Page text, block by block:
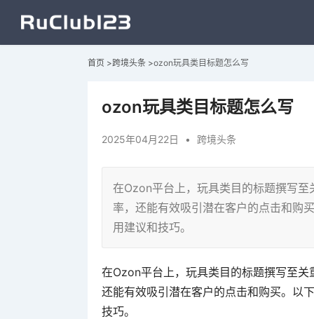
首页 >跨境头条 >ozon玩具类目标题怎么写
ozon玩具类目标题怎么写
2025年04月22日 • 跨境头条
在Ozon平台上，玩具类目的标题撰写
率，还能有效吸引潜在客户的点击和购
用建议和技巧。
在Ozon平台上，玩具类目的标题撰写至
还能有效吸引潜在客户的点击和购买。以
技巧。